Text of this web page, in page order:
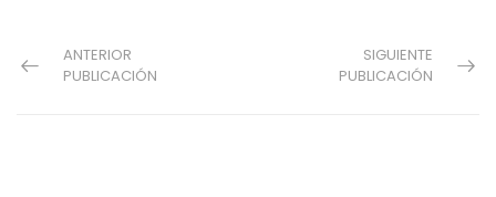
ANTERIOR
PUBLICACIÓN
SIGUIENTE
PUBLICACIÓN